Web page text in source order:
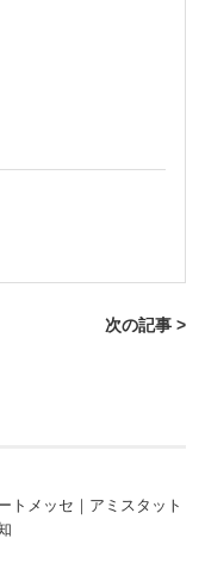
次の記事 >
トメッセ｜アミスタット